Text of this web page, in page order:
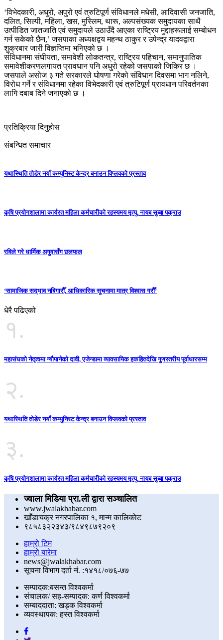
‘विभेदकारी, अधुरो, अपुरो एवं त्रुटिपूर्ण संविधानले मधेसी, आदिवासी जनजाति,
दलित, सिल्पी, महिला, खस, मुस्लिम, थारू, अल्पसंख्यक समुदायका साथै
उत्पीडित जातजाति एवं समुदायले उठाउँदै आएका राष्ट्रिय मुद्दाहरूलाई सम्बोधन
गर्न सकेको छैन,’ जसपाका अध्यक्षद्वय महन्थ ठाकुर र उपेन्द्र यादवद्वारा
शुक्रबार जारी विज्ञप्तिमा भनिएको छ ।
संविधानमा संघीयता, समावेशी लोकतन्त्र, राष्ट्रिय पहिचान, समानुपातिक
समावेशीकरणलगायत प्रावधान पनि अधुरो रहेको जसपाको जिकिर छ ।
जसपाले असोज ३ गते सरकारले घोषणा गरेको संविधान दिवसमा भाग नलिने,
विरोध गर्ने र संविधानमा रहेका विभेदकारी एवं त्रुटिपूर्ण प्रावधान परिवर्तनका
लागि दबाब दिने जनाएको छ ।
प्रतिक्रिया दिनुहोस
संबन्धित समाचार
यथास्थिति तोडेर नयाँ कम्युनिस्ट केन्द्र बनाउन विप्लवको प्रस्ताव
कृषि प्रयोगशालामा कार्यरत महिला कर्मचारीको रहस्यमय मृत्यु, नायब सुब्बा पक्राउ
रविले गरे धार्मिक अगुवासँग छलफल
‘सामाजिक सद्‌भाव नबिगारौँ, आधिकारिक सूचनामा मात्र विश्वास गरौँ’
धेरै पढिएको
१.
महासंघको नेतृत्वमा न्यौपानेको दावी, एजेन्डामा व्यावसायिक हकहितदेखि गुणस्तरीय पूर्वाधारसम्म
२.
यथास्थिति तोडेर नयाँ कम्युनिस्ट केन्द्र बनाउन विप्लवको प्रस्ताव
३.
कृषि प्रयोगशालामा कार्यरत महिला कर्मचारीको रहस्यमय मृत्यु, नायब सुब्बा पक्राउ
ज्वाला मिडिया प्रा.ली द्वारा सञ्चालित
www.jwalakhabar.com
खाँडाचक्र नगरपालिका १, मान्म कालिकाेट
९८५८३२२३४३/९८४९८७९२०९
हाम्रो टिम
हाम्रो बारेमा
news@jwalakhabar.com
सूचना विभाग दर्ता नं. :१४१८/०७६-७७
सम्पादक:बसन्त विश्वकर्मा
संचालक/ सह-सम्पादक: कर्ण विश्वकर्मा
सम्बाददाता: खड्क विश्वकर्मा
व्यवस्थापक: हस्त विश्वकर्मा